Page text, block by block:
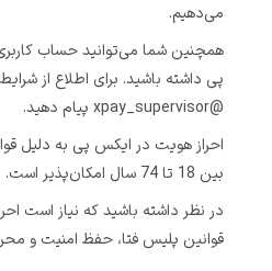
می‌دهیم.
همچنین شما می‌توانید حساب
پی داشته باشید. برای اطلاع از
@xpay_supervisor پیام دهید.
احراز هویت در ایکس پی به دلیل
بین 18 تا 74 سال امکان‌پذیر است.
در نظر داشته باشید که نیاز است
قوانین پلیس فتا، حفظ امنیت و